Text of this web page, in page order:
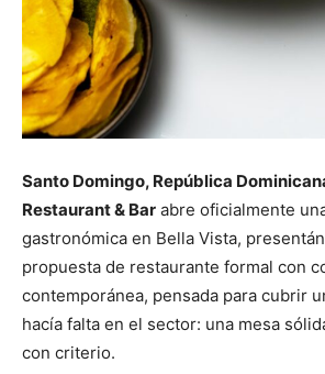
Santo Domingo, República
Restaurant & Bar abre oficialmente
gastronómica en Bella Vista,
propuesta de restaurante formal con
contemporánea, pensada para cubrir
hacía falta en el sector: una mesa
con criterio.